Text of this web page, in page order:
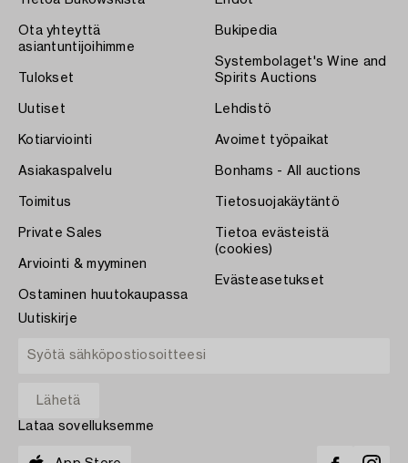
Ota yhteyttä
asiantuntijoihimme
Tulokset
Uutiset
Kotiarviointi
Asiakaspalvelu
Toimitus
Private Sales
Arviointi & myyminen
Ostaminen huutokaupassa
Bukipedia
Systembolaget's Wine and
Spirits Auctions
Lehdistö
Avoimet työpaikat
Bonhams - All auctions
Tietosuojakäytäntö
Tietoa evästeistä
(cookies)
Evästeasetukset
Uutiskirje
Lataa sovelluksemme